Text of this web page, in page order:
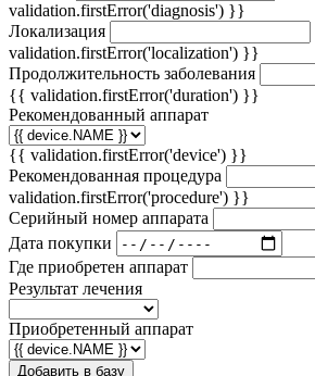
validation.firstError('diagnosis') }}
Локализация
validation.firstError('localization') }}
Продолжительность заболевания
{{ validation.firstError('duration') }}
Рекомендованный аппарат
{{ validation.firstError('device') }}
Рекомендованная процедура
validation.firstError('procedure') }}
Серийный номер аппарата
Дата покупки
Где приобретен аппарат
Результат лечения
Приобретенный аппарат
Добавить в базу